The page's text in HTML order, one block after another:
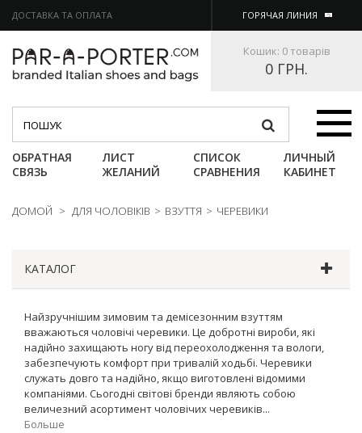
ДОСТАВКА ТА ОПЛАТА ГОРЯЧАЯ ЛИНИЯ
Кошик: 0 товарів
0 ГРН.
Категории
ОБРАТНАЯ
СВЯЗЬ
ЛИСТ
ЖЕЛАНИЙ
СПИСОК
СРАВНЕНИЯ
ЛИЧНЫЙ
КАБИНЕТ
ДОМОЙ > ДЛЯ ЧОЛОВІКІВ > ВЗУТТЯ > ЧЕРЕВИКИ
КАТАЛОГ
Найзручнішим зимовим та демісезонним взуттям
вважаються чоловічі черевики. Це добротні вироби, які
надійно захищають ногу від переохолодження та вологи,
забезпечують комфорт при тривалій ходьбі. Черевики
служать довго та надійно, якщо виготовлені відомими
компаніями. Сьогодні світові бренди являють собою
величезний асортимент чоловічих черевиків...
Больше